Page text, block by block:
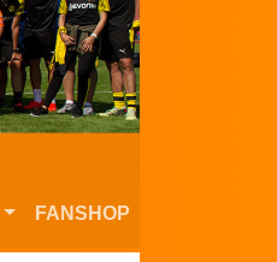
FANSHOP